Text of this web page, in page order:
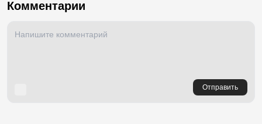
Комментарии
Отправить